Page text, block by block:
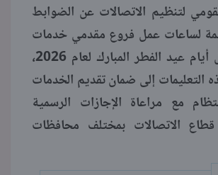
بوابة الطلبة
ملفات
منوعات
لتنظيم الاتصالات عن الضوابط
لساعات عمل فروع مقدمي خدمات
المحمول خلال أيام عيد الفطر المبارك لعام 2026،
إلى ضمان تقديم الخدمات
مع مراعاة الإجازات الرسمية
الاتصالات بمختلف محافظات